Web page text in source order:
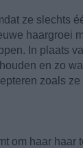
ze slechts
haargroei
In plaats
en zo
zoals ze
om haar haar